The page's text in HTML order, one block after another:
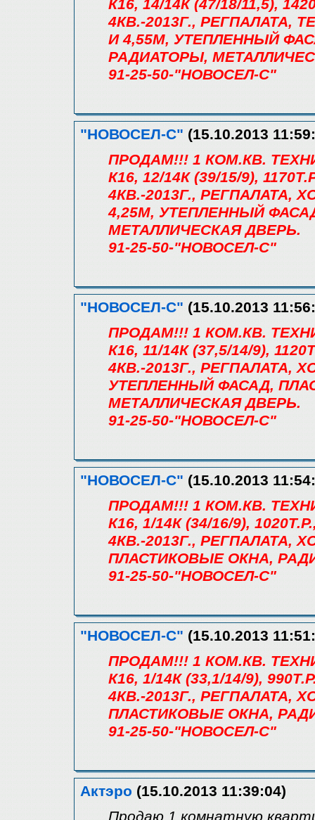
К16, 14/14К (47/18/11,5),
4КВ.-2013Г., РЕГПАЛАТА,
И 4,55М, УТЕПЛЕННЫЙ
РАДИАТОРЫ,
91-25-50-"НОВОСЕЛ-С"
"НОВОСЕЛ-С" (15.10.2013
ПРОДАМ!!! 1 КОМ.КВ.
К16, 12/14К (39/15/9),
4КВ.-2013Г., РЕГПАЛАТА,
4,25М, УТЕПЛЕННЫЙ
МЕТАЛЛИЧЕСКАЯ ДВЕРЬ.
91-25-50-"НОВОСЕЛ-С"
"НОВОСЕЛ-С" (15.10.2013
ПРОДАМ!!! 1 КОМ.КВ.
К16, 11/14К (37,5/14/9),
4КВ.-2013Г., РЕГПАЛАТА,
УТЕПЛЕННЫЙ ФАСАД,
МЕТАЛЛИЧЕСКАЯ ДВЕРЬ.
91-25-50-"НОВОСЕЛ-С"
"НОВОСЕЛ-С" (15.10.2013
ПРОДАМ!!! 1 КОМ.КВ.
К16, 1/14К (34/16/9),
4КВ.-2013Г., РЕГПАЛАТА,
ПЛАСТИКОВЫЕ ОКНА,
91-25-50-"НОВОСЕЛ-С"
"НОВОСЕЛ-С" (15.10.2013
ПРОДАМ!!! 1 КОМ.КВ.
К16, 1/14К (33,1/14/9),
4КВ.-2013Г., РЕГПАЛАТА,
ПЛАСТИКОВЫЕ ОКНА,
91-25-50-"НОВОСЕЛ-С"
Актэро (15.10.2013 11:39:04)